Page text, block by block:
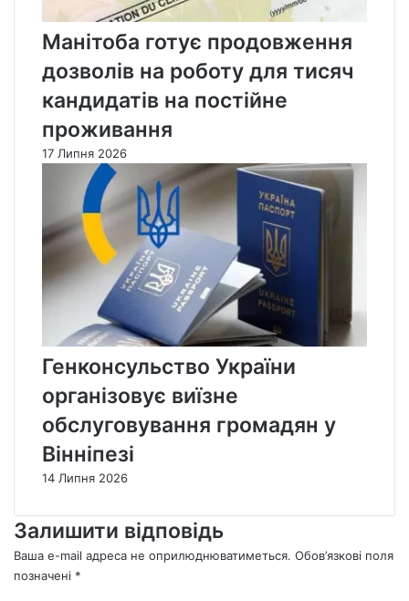
Манітоба готує продовження
дозволів на роботу для тисяч
кандидатів на постійне
проживання
17 Липня 2026
Генконсульство України
організовує виїзне
обслуговування громадян у
Вінніпезі
14 Липня 2026
Залишити відповідь
Ваша e-mail адреса не оприлюднюватиметься. Обов’язкові поля
позначені *